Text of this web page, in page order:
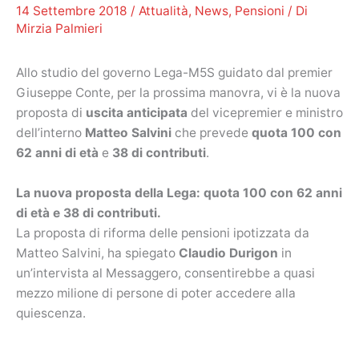
14 Settembre 2018 / Attualità, News, Pensioni / Di
Mirzia Palmieri
Allo studio del governo Lega-M5S guidato dal premier
Giuseppe Conte, per la prossima manovra, vi è la nuova
proposta di uscita anticipata del vicepremier e ministro
dell’interno Matteo Salvini che prevede quota 100 con
62 anni di età e 38 di contributi.
La nuova proposta della Lega: quota 100 con 62 anni
di età e 38 di contributi.
La proposta di riforma delle pensioni ipotizzata da
Matteo Salvini, ha spiegato Claudio Durigon in
un’intervista al Messaggero, consentirebbe a quasi
mezzo milione di persone di poter accedere alla
quiescenza.